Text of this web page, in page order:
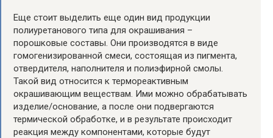
Еще стоит выделить еще один вид продукции
полиуретанового типа для окрашивания –
порошковые составы. Они производятся в виде
гомогенизированной смеси, состоящая из пигмента,
отвердителя, наполнителя и полиэфирной смолы.
Такой вид относится к термореактивным
окрашивающим веществам. Ими можно обрабатывать
изделие/основание, а после они подвергаются
термической обработке, и в результате происходит
реакция между компонентами, которые будут